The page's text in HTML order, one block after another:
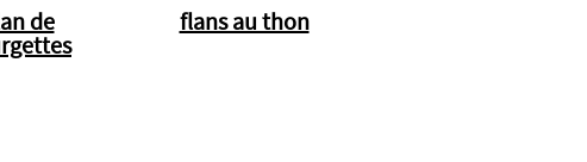
de
flans au thon